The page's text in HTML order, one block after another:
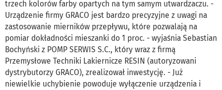
trzech kolorów farby opartych na tym samym utwardzaczu. -
Urządzenie firmy GRACO jest bardzo precyzyjne z uwagi na
zastosowanie mierników przepływu, które pozwalają na
pomiar dokładności mieszanki do 1 proc. - wyjaśnia Sebastian
Bochyński z POMP SERWIS S.C., który wraz z firmą
Przemysłowe Techniki Lakiernicze RESIN (autoryzowani
dystrybutorzy GRACO), zrealizował inwestycję. - Już
niewielkie uchybienie powoduje wyłączenie urządzenia i